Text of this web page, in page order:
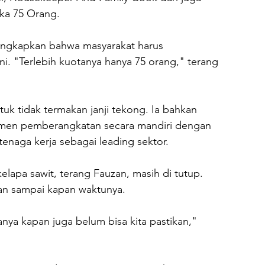
75 Orang.
bahwa masyarakat harus
"Terlebih kuotanya hanya 75 orang," terang
tidak termakan janji tekong. Ia bahkan
pemberangkatan secara mandiri dengan
kerja sebagai leading sektor.
sawit, terang Fauzan, masih di tutup.
sampai kapan waktunya.
kapan juga belum bisa kita pastikan,"